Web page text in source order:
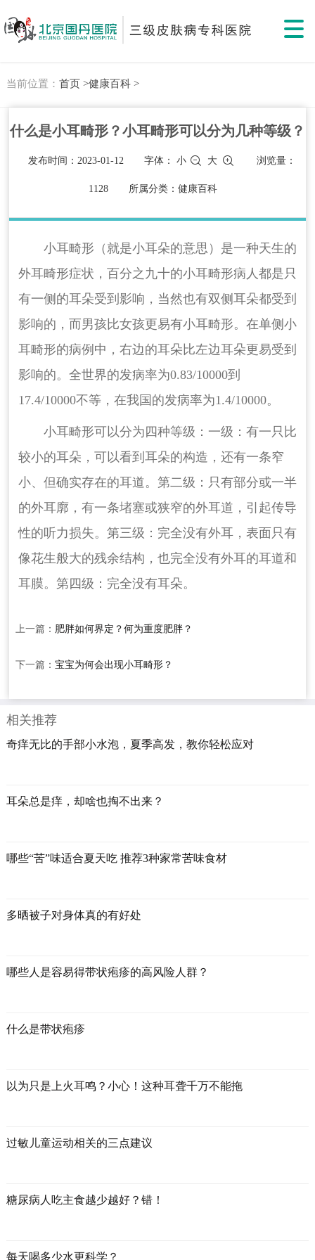
当前位置： 首页 >健康百科 >
什么是小耳畸形？小耳畸形可以分为几种等级？
发布时间：2023-01-12 字体：小 大 浏览量：
1128 所属分类：健康百科
小耳畸形（就是小耳朵的意思）是一种天生的
外耳畸形症状，百分之九十的小耳畸形病人都是只
有一侧的耳朵受到影响，当然也有双侧耳朵都受到
影响的，而男孩比女孩更易有小耳畸形。在单侧小
耳畸形的病例中，右边的耳朵比左边耳朵更易受到
影响的。全世界的发病率为0.83/10000到
17.4/10000不等，在我国的发病率为1.4/10000。
小耳畸形可以分为四种等级：一级：有一只比
较小的耳朵，可以看到耳朵的构造，还有一条窄
小、但确实存在的耳道。第二级：只有部分或一半
的外耳廓，有一条堵塞或狭窄的外耳道，引起传导
性的听力损失。第三级：完全没有外耳，表面只有
像花生般大的残余结构，也完全没有外耳的耳道和
耳膜。第四级：完全没有耳朵。
上一篇： 肥胖如何界定？何为重度肥胖？
下一篇： 宝宝为何会出现小耳畸形？
相关推荐
奇痒无比的手部小水泡，夏季高发，教你轻松应对
耳朵总是痒，却啥也掏不出来？
哪些“苦”味适合夏天吃 推荐3种家常苦味食材
多晒被子对身体真的有好处
哪些人是容易得带状疱疹的高风险人群？
什么是带状疱疹
以为只是上火耳鸣？小心！这种耳聋千万不能拖
过敏儿童运动相关的三点建议
糖尿病人吃主食越少越好？错！
每天喝多少水更科学？